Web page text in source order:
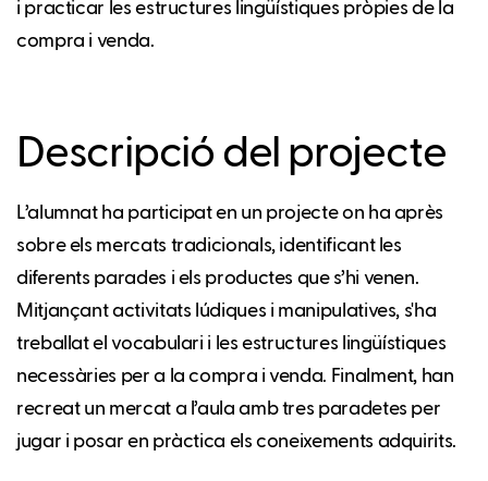
i practicar les estructures lingüístiques pròpies de la
compra i venda.
Descripció del projecte
L’alumnat ha participat en un projecte on ha après
sobre els mercats tradicionals, identificant les
diferents parades i els productes que s’hi venen.
Mitjançant activitats lúdiques i manipulatives, s'ha
treballat el vocabulari i les estructures lingüístiques
necessàries per a la compra i venda. Finalment, han
recreat un mercat a l’aula amb tres paradetes per
jugar i posar en pràctica els coneixements adquirits.